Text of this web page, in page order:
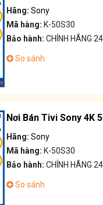
Hãng: Sony
Mã hàng: K-50S30
Bảo hành: CHÍNH HÃNG
So sánh
Nơi Bán Tivi Sony 4K
Hãng: Sony
Mã hàng: K-50S30
Bảo hành: CHÍNH HÃNG
So sánh